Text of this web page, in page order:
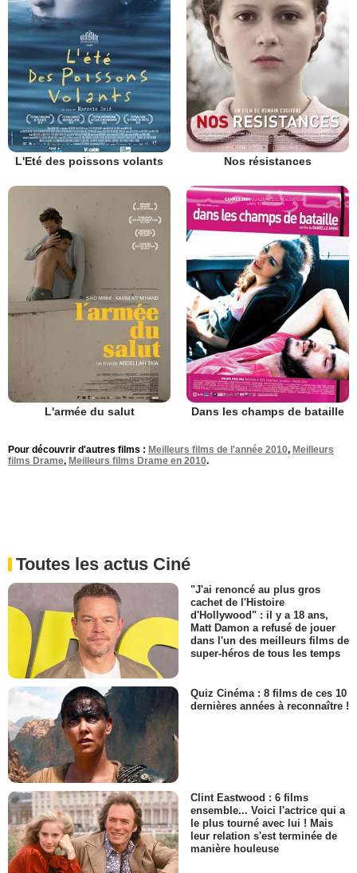
L'Eté des poissons volants Nos résistances
L'armée du salut Dans les champs de bataille
Pour découvrir d'autres films : Meilleurs films de l'année 2010, Meilleurs
films Drame, Meilleurs films Drame en 2010.
Toutes les actus Ciné
"J'ai renoncé au plus gros
cachet de l'Histoire
d'Hollywood" : il y a 18 ans,
Matt Damon a refusé de jouer
dans l'un des meilleurs films de
super-héros de tous les temps
Quiz Cinéma : 8 films de ces 10
dernières années à reconnaître !
Clint Eastwood : 6 films
ensemble... Voici l'actrice qui a
le plus tourné avec lui ! Mais
leur relation s'est terminée de
manière houleuse